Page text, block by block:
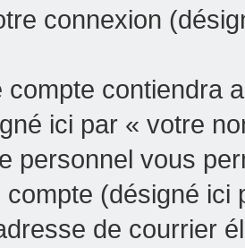
connexion
compte contiendra
ici par « votre
personnel vous
compte (désigné ici
de courrier